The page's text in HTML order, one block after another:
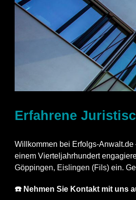
Erfahrene
Willkommen bei Erfolgs-
einem Vierteljahrhundert
Göppingen, Eislingen (Fils) ein.
☎️ Nehmen Sie Kontakt mit uns